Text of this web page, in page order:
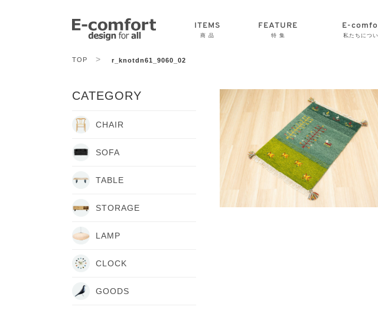
ITEMS
商 品
FEATURE
特 集
E-
私たちにつ
いて
TOP > r_knotdn61_9060_02
CATEGORY
CHAIR
SOFA
TABLE
STORAGE
LAMP
CLOCK
GOODS